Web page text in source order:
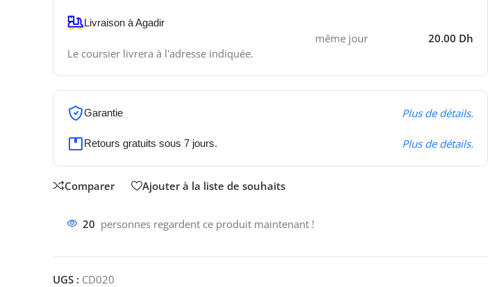
Livraison à Agadir
Le coursier livrera à l'adresse indiquée.
même jour 20.00 Dh
Garantie Plus de détails.
Retours gratuits sous 7 jours. Plus de détails.
Comparer Ajouter à la liste de souhaits
20 personnes regardent ce produit maintenant !
UGS : CD020